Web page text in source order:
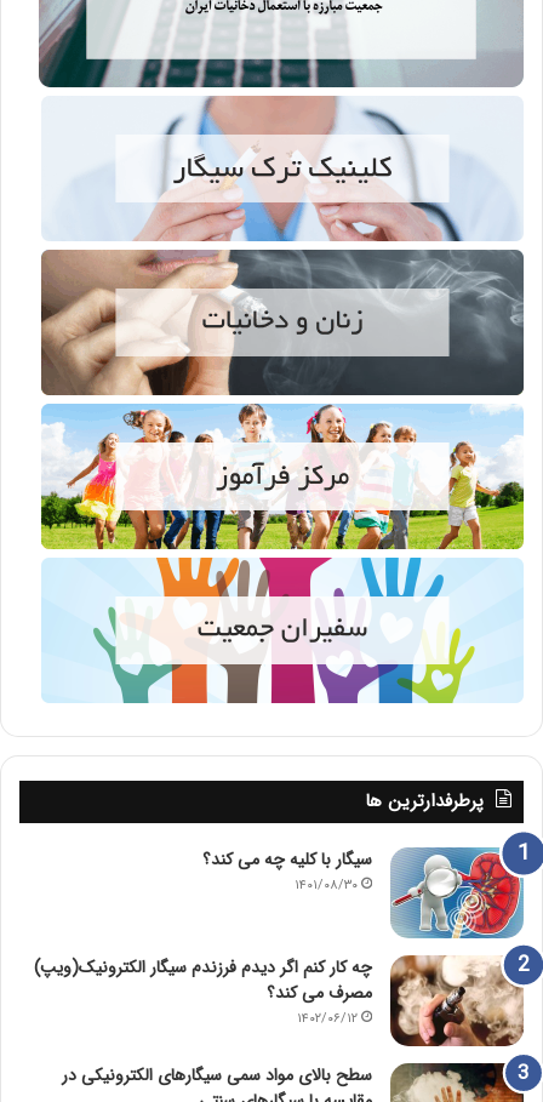
پرطرفدارترین ها
سیگار با کلیه چه می کند؟
۱۴۰۱/۰۸/۳۰
چه کار کنم اگر دیدم فرزندم سیگار الکترونیک(ویپ)
مصرف می کند؟
۱۴۰۲/۰۶/۱۲
سطح بالای مواد سمی سیگارهای الکترونیکی در